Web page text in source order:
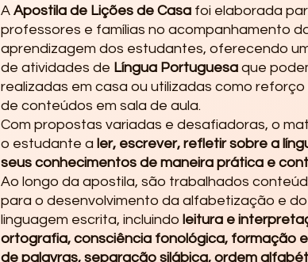
A Apostila de Lições de Casa foi elaborada
professores e famílias no acompanhamento
aprendizagem dos estudantes, oferecendo
de atividades de Língua Portuguesa que
realizadas em casa ou utilizadas como
de conteúdos em sala de aula.
Com propostas variadas e desafiadoras, o
o estudante a ler, escrever, refletir sobre a
seus conhecimentos de maneira prática e
Ao longo da apostila, são trabalhados
para o desenvolvimento da alfabetização e
linguagem escrita, incluindo leitura e
ortografia, consciência fonológica, formação
de palavras, separação silábica, ordem